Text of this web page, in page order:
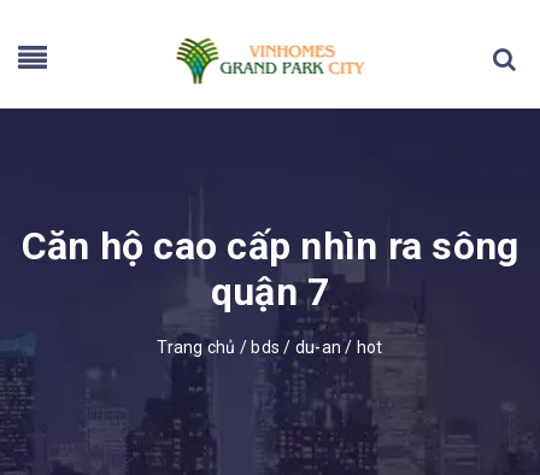
Căn hộ cao cấp nhìn ra sông
quận 7
Trang chủ / bds/ du-an/ hot